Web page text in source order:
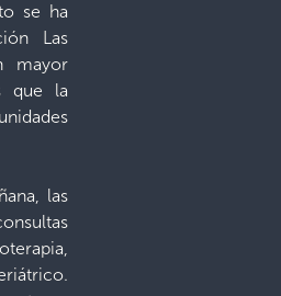
se ha
Las
mayor
que la
las